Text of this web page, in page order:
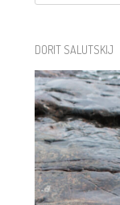
DORIT SALUTSKIJ